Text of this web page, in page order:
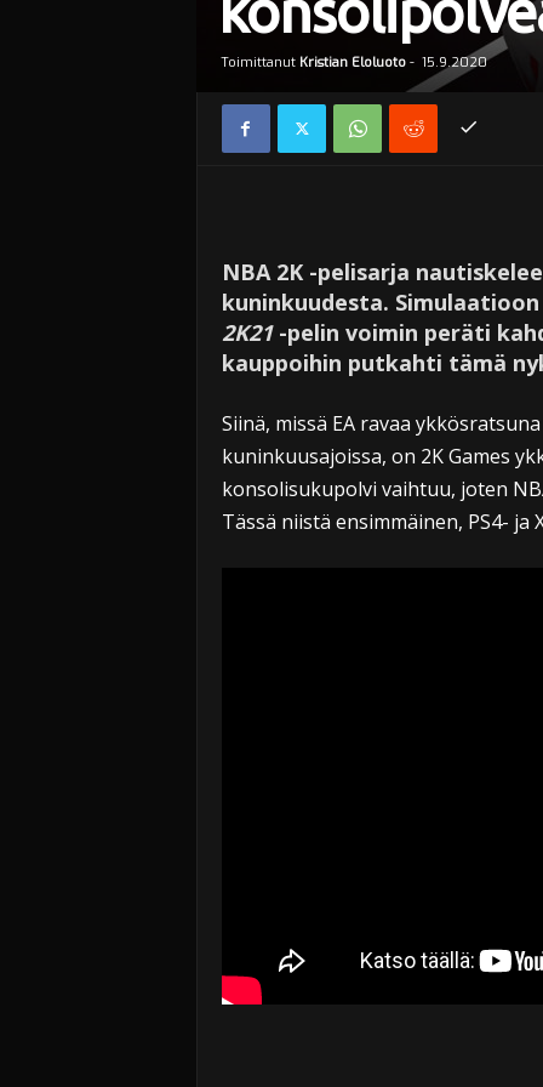
Toimittanut Kristian Eloluoto- 15.9.2020
NBA 2K -pelisarja
kuninkuudesta.
2K21-pelin voimin peräti
kauppoihin putkahti tämä
Siinä, missä EA ravaa
kuninkuusajoissa, on 2K Games
konsolisukupolvi vaihtuu, joten
Tässä niistä ensimmäinen, PS4- ja